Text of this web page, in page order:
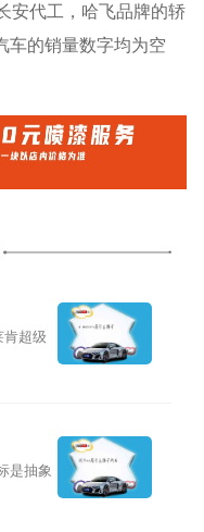
安代工，哈飞品牌的轿
车的销量数字均为空
肯超级
是抽象